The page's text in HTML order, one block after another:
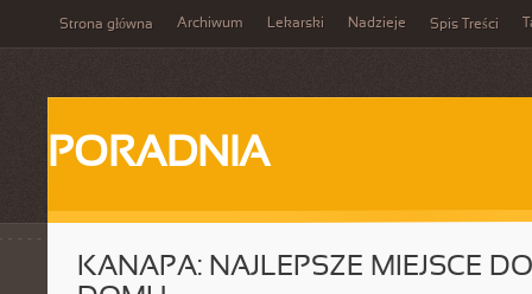
Strona główna Archiwum Lekarski Nadzieje Spis Treści
PORADNIA
KANAPA: NAJLEPSZE MIEJSCE